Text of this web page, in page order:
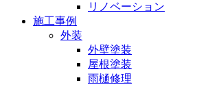
リノベーション
施工事例
外装
外壁塗装
屋根塗装
雨樋修理